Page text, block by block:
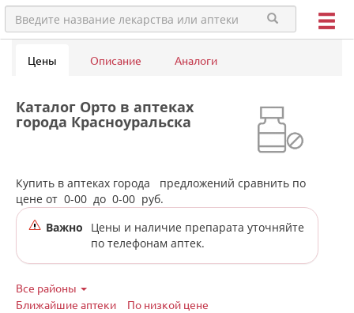
Цены Описание Аналоги
Каталог Орто в аптеках
города Красноуральска
Купить в аптеках города
предложений сравнить по
цене от 0-00 до 0-00 руб.
Важно
Цены и наличие препарата уточняйте
по телефонам аптек.
Все районы
Ближайшие аптеки
По низкой цене